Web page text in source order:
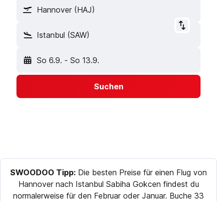
Hannover (HAJ)
Istanbul (SAW)
So 6.9. - So 13.9.
Suchen
SWOODOO Tipp: Die besten Preise für einen Flug von
Hannover nach Istanbul Sabiha Gokcen findest du
normalerweise für den Februar oder Januar. Buche 33